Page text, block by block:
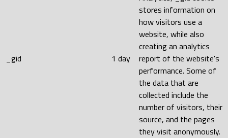
_gid 1 day
stores information on
how visitors use a
website, while also
creating an analytics
report of the website's
performance. Some of
the data that are
collected include the
number of visitors, their
source, and the pages
they visit anonymously.